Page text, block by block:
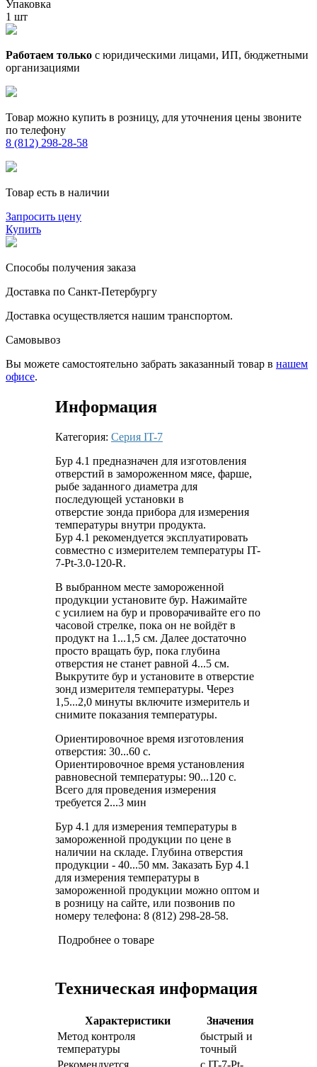
Упаковка
1 шт
Работаем только с юридическими лицами, ИП, бюджетными
организациями
Товар можно купить в розницу, для уточнения цены звоните
по телефону
8 (812) 298-28-58
Товар есть в наличии
Запросить цену
Купить
Способы получения заказа
Доставка по Санкт-Петербургу
Доставка осуществляется нашим транспортом.
Самовывоз
Вы можете самостоятельно забрать заказанный товар в нашем
офисе.
Информация
Категория: Серия IT-7
Бур 4.1 предназначен для изготовления
отверстий в замороженном мясе, фарше,
рыбе заданного диаметра для
последующей установки в
отверстие зонда прибора для измерения
температуры внутри продукта.
Бур 4.1 рекомендуется эксплуатировать
совместно с измерителем температуры IT-
7-Pt-3.0-120-R.
В выбранном месте замороженной
продукции установите бур. Нажимайте
с усилием на бур и проворачивайте его по
часовой стрелке, пока он не войдёт в
продукт на 1...1,5 см. Далее достаточно
просто вращать бур, пока глубина
отверстия не станет равной 4...5 см.
Выкрутите бур и установите в отверстие
зонд измерителя температуры. Через
1,5...2,0 минуты включите измеритель и
снимите показания температуры.
Ориентировочное время изготовления
отверстия: 30...60 с.
Ориентировочное время установления
равновесной температуры: 90...120 с.
Всего для проведения измерения
требуется 2...3 мин
Бур 4.1 для измерения температуры в
замороженной продукции по цене в
наличии на складе. Глубина отверстия
продукции - 40...50 мм. Заказать Бур 4.1
для измерения температуры в
замороженной продукции можно оптом и
в розницу на сайте, или позвонив по
номеру телефона: 8 (812) 298-28-58.
Подробнее о товаре
Техническая информация
Характеристики
Значения
Метод контроля
температуры
быстрый и
точный
Рекомендуется
с IT-7-Pt-